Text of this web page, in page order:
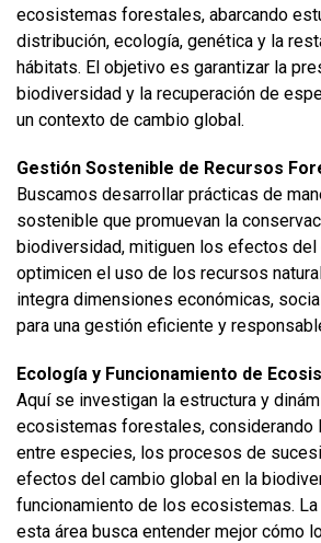
ecosistemas forestales, abarcando
distribución, ecología, genética y la
hábitats. El objetivo es garantizar la
biodiversidad y la recuperación de
un contexto de cambio global.
Gestión Sostenible de Recursos
Buscamos desarrollar prácticas de
sostenible que promuevan la
biodiversidad, mitiguen los efectos
optimicen el uso de los recursos
integra dimensiones económicas,
para una gestión eficiente y
Ecología y Funcionamiento de
Aquí se investigan la estructura y
ecosistemas forestales, considerando
entre especies, los procesos de
efectos del cambio global en la
funcionamiento de los ecosistemas.
esta área busca entender mejor cómo